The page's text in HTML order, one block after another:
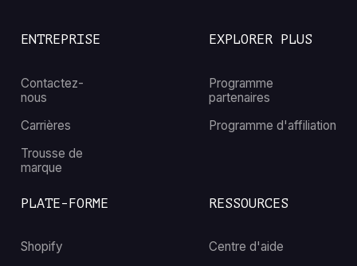
ENTREPRISE
Contactez-
nous
Carrières
Trousse de
marque
RESSOURCES
Centre d'aide
EXPLORER PLUS
Programme
partenaires
Programme d'affiliation
PLATE-FORME
Shopify